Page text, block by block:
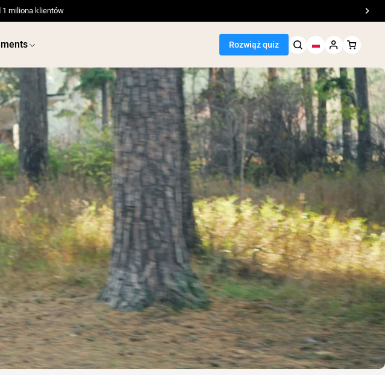
1 miliona klientów
Rozwiąż quiz
BIAŁKOWE
Bestsellery
Białko grochu
Shop All Wegańskie Odżywki Białkowe